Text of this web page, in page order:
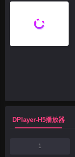
DPlayer-H5播放器
1